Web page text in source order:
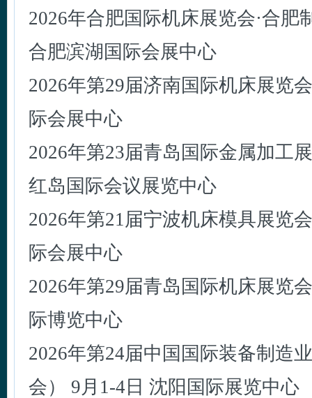
2026年合肥国际机床展览会·合肥
合肥滨湖国际会展中心
2026年第29届济南国际机床展览
际会展中心
2026年第23届青岛国际金属加工
红岛国际会议展览中心
2026年第21届宁波机床模具展览
际会展中心
2026年第29届青岛国际机床展览
际博览中心
2026年第24届中国国际装备制造
会） 9月1-4日 沈阳国际展览中心